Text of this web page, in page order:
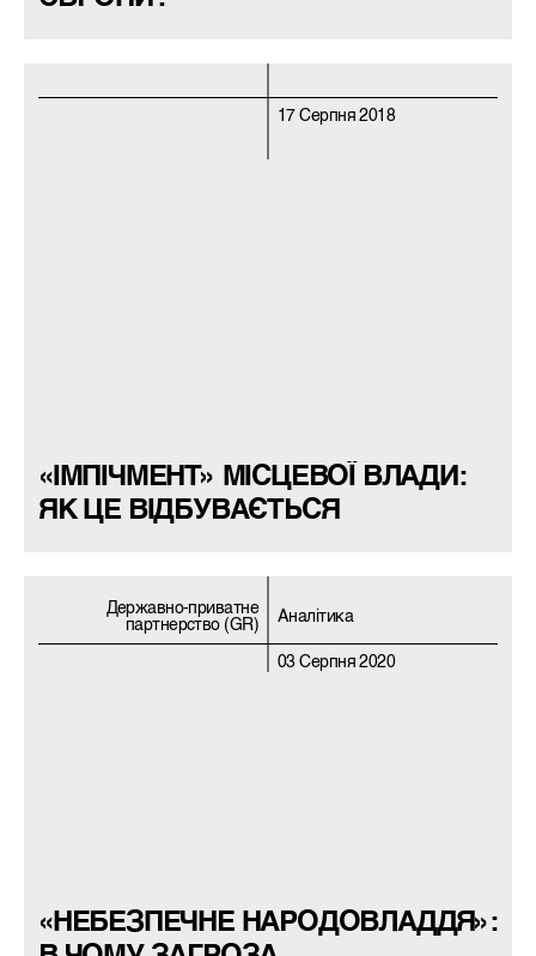
17 Серпня 2018
«ІМПІЧМЕНТ» МІСЦЕВОЇ ВЛАДИ:
ЯК ЦЕ ВІДБУВАЄТЬСЯ
Державно-приватне
партнерство (GR)
Аналітика
03 Серпня 2020
«НЕБЕЗПЕЧНЕ НАРОДОВЛАДДЯ»: